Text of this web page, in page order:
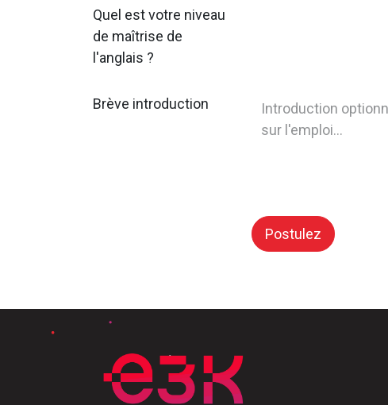
Quel est votre niveau
de maîtrise de
l'anglais ?
Brève introduction
Postulez